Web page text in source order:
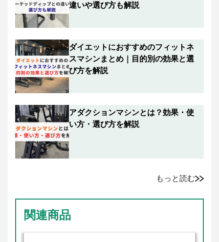
違いや選び方も解説
ダイエットにおすすめのフィットネ
スマシンまとめ｜目的別の効果と選
び方を解説
アダクションマシンとは？効果・使
い方・選び方を解説
もっと読む
関連商品